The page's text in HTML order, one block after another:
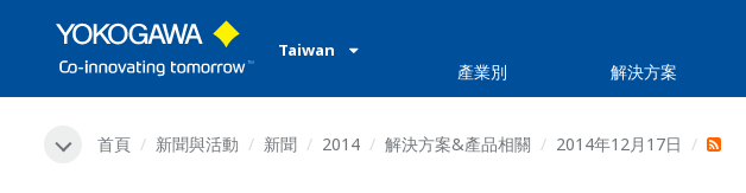
Taiwan
產業別 解決方案
首頁 新聞與活動 新聞 2014 解決方案&產品相關 2014年12月17日